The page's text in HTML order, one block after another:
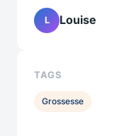
L Louise
TAGS
Grossesse